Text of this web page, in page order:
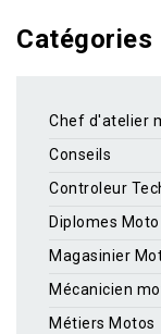
Catégories
Chef d'atelier
Conseils
Controleur
Diplomes Moto
Magasinier
Mécanicien
Métiers Motos